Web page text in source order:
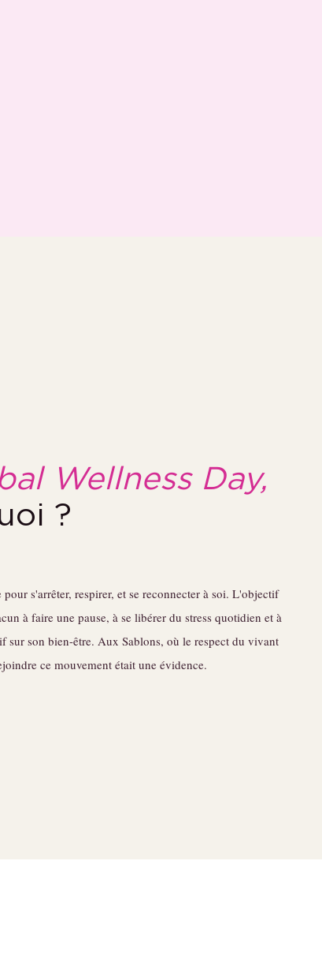
Wellness Day,
?
s'arrêter, respirer, et se reconnecter à soi. L'objectif
à faire une pause, à se libérer du stress quotidien et à
sur son bien-être. Aux Sablons, où le respect du vivant
ce mouvement était une évidence.